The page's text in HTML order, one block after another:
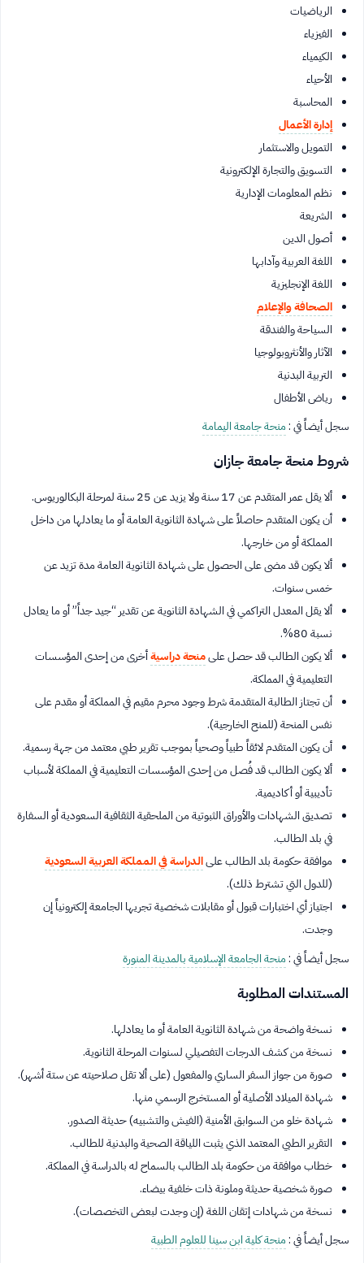
الرياضيات
الفيزياء
الكيمياء
الأحياء
المحاسبة
إدارة الأعمال
التمويل والاستثمار
التسويق والتجارة الإلكترونية
نظم المعلومات الإدارية
الشريعة
أصول الدين
اللغة العربية وآدابها
اللغة الإنجليزية
الصحافة والإعلام
السياحة والفندقة
الآثار والأنثروبولوجيا
التربية البدنية
رياض الأطفال
سجل أيضاً في :منحة جامعة اليمامة
شروط منحة جامعة جازان
ألا يقل عمر المتقدم عن 17 سنة ولا يزيد عن 25 سنة لمرحلة البكالوريوس.
أن يكون المتقدم حاصلاً على شهادة الثانوية العامة أو ما يعادلها من داخل
المملكة أو من خارجها.
ألا يكون قد مضى على الحصول على شهادة الثانوية العامة مدة تزيد عن
خمس سنوات.
ألا يقل المعدل التراكمي في الشهادة الثانوية عن تقدير “جيد جداً” أو ما يعادل
نسبة 80%.
ألا يكون الطالب قد حصل علىمنحة دراسيةأخرى من إحدى المؤسسات
التعليمية في المملكة.
أن تجتاز الطالبة المتقدمة شرط وجود محرم مقيم في المملكة أو مقدم على
نفس المنحة (للمنح الخارجية).
أن يكون المتقدم لائقاً طبياً وصحياً بموجب تقرير طبي معتمد من جهة رسمية.
ألا يكون الطالب قد فُصل من إحدى المؤسسات التعليمية في المملكة لأسباب
تأديبية أو أكاديمية.
تصديق الشهادات والأوراق الثبوتية من الملحقية الثقافية السعودية أو السفارة
في بلد الطالب.
موافقة حكومة بلد الطالب علىالدراسة في المملكة العربية السعودية
(للدول التي تشترط ذلك).
اجتياز أي اختبارات قبول أو مقابلات شخصية تجريها الجامعة إلكترونياً إن
وجدت.
سجل أيضاً في :منحة الجامعة الإسلامية بالمدينة المنورة
المستندات المطلوبة
نسخة واضحة من شهادة الثانوية العامة أو ما يعادلها.
نسخة من كشف الدرجات التفصيلي لسنوات المرحلة الثانوية.
صورة من جواز السفر الساري والمفعول (على ألا تقل صلاحيته عن ستة أشهر).
شهادة الميلاد الأصلية أو المستخرج الرسمي منها.
شهادة خلو من السوابق الأمنية (الفيش والتشبيه) حديثة الصدور.
التقرير الطبي المعتمد الذي يثبت اللياقة الصحية والبدنية للطالب.
خطاب موافقة من حكومة بلد الطالب بالسماح له بالدراسة في المملكة.
صورة شخصية حديثة وملونة ذات خلفية بيضاء.
نسخة من شهادات إتقان اللغة (إن وجدت لبعض التخصصات).
سجل أيضاً في :منحة كلية ابن سينا للعلوم الطبية